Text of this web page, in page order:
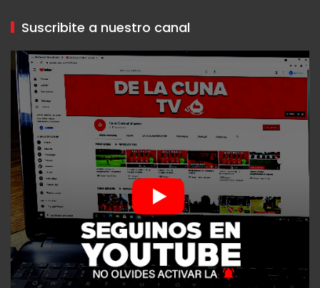
Suscribite a nuestro canal